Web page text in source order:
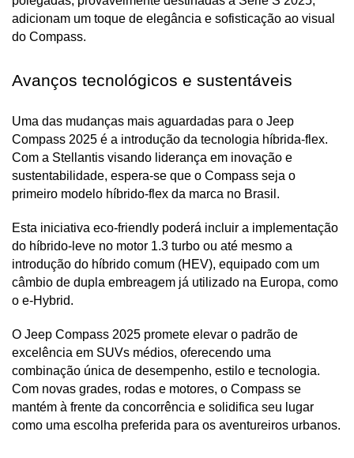
adicionam um toque de elegância e sofisticação ao visual
do Compass.
Avanços tecnológicos e sustentáveis
Uma das mudanças mais aguardadas para o Jeep
Compass 2025 é a introdução da tecnologia híbrida-flex.
Com a Stellantis visando liderança em inovação e
sustentabilidade, espera-se que o Compass seja o
primeiro modelo híbrido-flex da marca no Brasil.
Esta iniciativa eco-friendly poderá incluir a implementação
do híbrido-leve no motor 1.3 turbo ou até mesmo a
introdução do híbrido comum (HEV), equipado com um
câmbio de dupla embreagem já utilizado na Europa, como
o e-Hybrid.
O Jeep Compass 2025 promete elevar o padrão de
excelência em SUVs médios, oferecendo uma
combinação única de desempenho, estilo e tecnologia.
Com novas grades, rodas e motores, o Compass se
mantém à frente da concorrência e solidifica seu lugar
como uma escolha preferida para os aventureiros urbanos.